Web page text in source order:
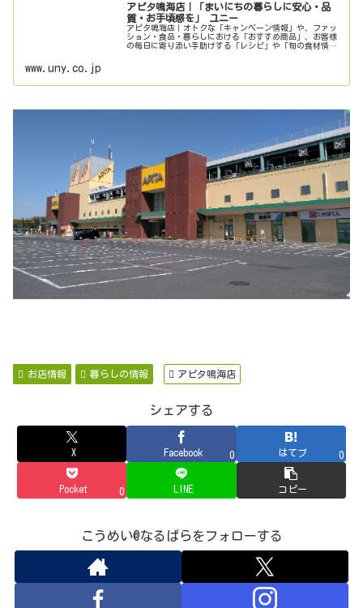
アピタ鳴海店｜「まいにちの暮らしに安心・品
質・お手頃感を」 ユニー
アピタ鳴海店｜オトクな「キャンペーン情報」や、ファッ
ション・食品・暮らしにおける「おすすめ商品」、お客様
の毎日に寄り添い手助けする「レシピ」や「旬の食材情
www.uny.co.jp
お店情報 暮らしの情報 アピタ鳴海店
シェアする
X Facebook 0 はてブ 0
Pocket 0 LINE コピー
こうめい@なるぱらをフォローする